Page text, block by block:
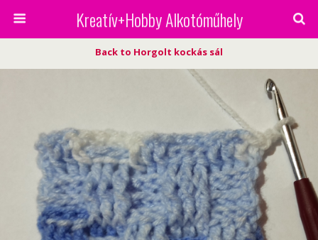
Kreatív+Hobby Alkotóműhely
Back to Horgolt kockás sál